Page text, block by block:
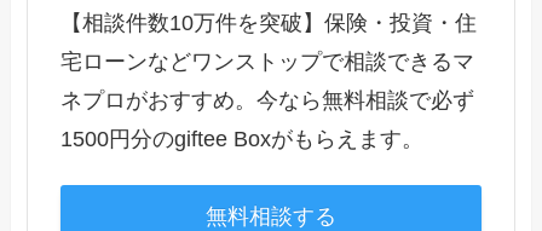
【相談件数10万件を突破】保険・投資・住
宅ローンなどワンストップで相談できるマ
ネプロがおすすめ。今なら無料相談で必ず
1500円分のgiftee Boxがもらえます。
無料相談する